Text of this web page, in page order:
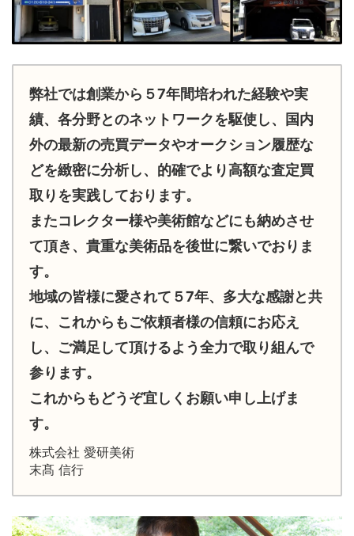
弊社では創業から５7年間培われた経験や実
績、各分野とのネットワークを駆使し、国内
外の最新の売買データやオークション履歴な
どを緻密に分析し、的確でより高額な査定買
取りを実践しております。
またコレクター様や美術館などにも納めさせ
て頂き、貴重な美術品を後世に繋いでおりま
す。
地域の皆様に愛されて５7年、多大な感謝と共
に、これからもご依頼者様の信頼にお応え
し、ご満足して頂けるよう全力で取り組んで
参ります。
これからもどうぞ宜しくお願い申し上げま
す。
株式会社 愛研美術
末髙 信行